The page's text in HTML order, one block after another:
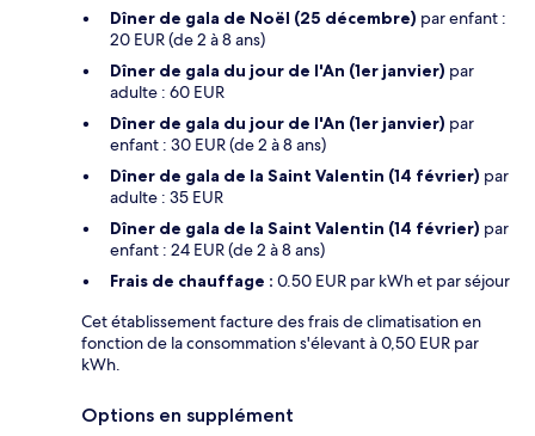
Dîner de gala de Noël (25 décembre) par enfant :
20 EUR (de 2 à 8 ans)
Dîner de gala du jour de l'An (1er janvier) par
adulte : 60 EUR
Dîner de gala du jour de l'An (1er janvier) par
enfant : 30 EUR (de 2 à 8 ans)
Dîner de gala de la Saint Valentin (14 février) par
adulte : 35 EUR
Dîner de gala de la Saint Valentin (14 février) par
enfant : 24 EUR (de 2 à 8 ans)
Frais de chauffage : 0.50 EUR par kWh et par séjour
Cet établissement facture des frais de climatisation en
fonction de la consommation s'élevant à 0,50 EUR par
kWh.
Options en supplément